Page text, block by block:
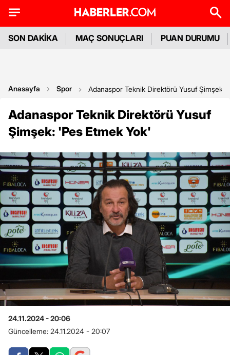
SON DAKİKA MAÇ SONUÇLARI PUAN DURUMU
Anasayfa Spor Adanaspor Teknik Direktörü Yusuf Şimşek:
Adanaspor Teknik Direktörü Yusuf
Şimşek: 'Pes Etmek Yok'
24.11.2024 - 20:06
Güncelleme: 24.11.2024 - 20:07